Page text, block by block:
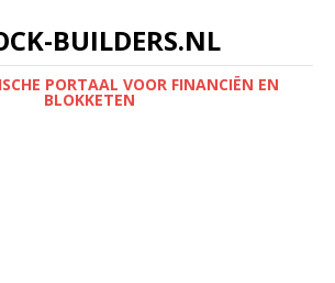
BUILDERS.NL
PORTAAL VOOR FINANCIËN EN
BLOKKETEN